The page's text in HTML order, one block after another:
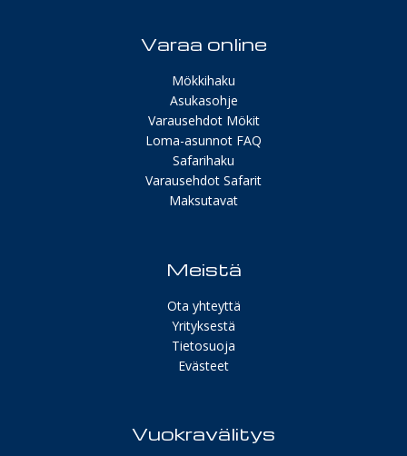
Varaa online
Mökkihaku
Asukasohje
Varausehdot Mökit
Loma-asunnot FAQ
Safarihaku
Varausehdot Safarit
Maksutavat
Meistä
Ota yhteyttä
Yrityksestä
Tietosuoja
Evästeet
Vuokravälitys